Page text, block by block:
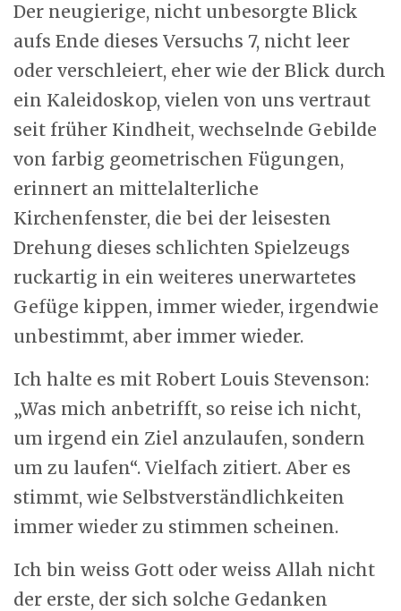
Der neugierige, nicht unbesorgte Blick
aufs Ende dieses Versuchs 7, nicht leer
oder verschleiert, eher wie der Blick durch
ein Kaleidoskop, vielen von uns vertraut
seit früher Kindheit, wechselnde Gebilde
von farbig geometrischen Fügungen,
erinnert an mittelalterliche
Kirchenfenster, die bei der leisesten
Drehung dieses schlichten Spielzeugs
ruckartig in ein weiteres unerwartetes
Gefüge kippen, immer wieder, irgendwie
unbestimmt, aber immer wieder.
Ich halte es mit Robert Louis Stevenson:
„Was mich anbetrifft, so reise ich nicht,
um irgend ein Ziel anzulaufen, sondern
um zu laufen“. Vielfach zitiert. Aber es
stimmt, wie Selbstverständlichkeiten
immer wieder zu stimmen scheinen.
Ich bin weiss Gott oder weiss Allah nicht
der erste, der sich solche Gedanken